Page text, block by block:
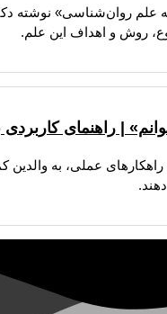
روان‌شناسی» نوشته
روش و اهداف این علم.
| راهنمای کاربردی
راهکارهای عملی، به